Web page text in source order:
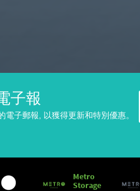
子報
電子郵報, 以獲得更新和特別優惠。
Metro
Storage